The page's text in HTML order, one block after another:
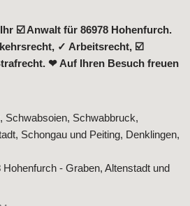
☑️ Anwalt für 86978 Hohenfurch.
✓ Arbeitsrecht, ☑️
❤ Auf Ihren Besuch freuen